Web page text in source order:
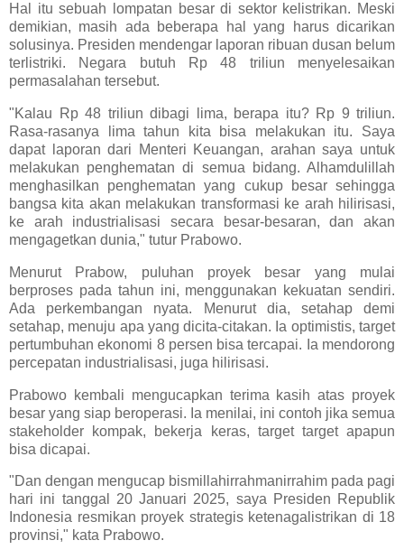
Hal itu sebuah lompatan besar di sektor kelistrikan. Meski
demikian, masih ada beberapa hal yang harus dicarikan
solusinya. Presiden mendengar laporan ribuan dusan belum
terlistriki. Negara butuh Rp 48 triliun menyelesaikan
permasalahan tersebut.
"Kalau Rp 48 triliun dibagi lima, berapa itu? Rp 9 triliun.
Rasa-rasanya lima tahun kita bisa melakukan itu. Saya
dapat laporan dari Menteri Keuangan, arahan saya untuk
melakukan penghematan di semua bidang. Alhamdulillah
menghasilkan penghematan yang cukup besar sehingga
bangsa kita akan melakukan transformasi ke arah hilirisasi,
ke arah industrialisasi secara besar-besaran, dan akan
mengagetkan dunia," tutur Prabowo.
Menurut Prabow, puluhan proyek besar yang mulai
berproses pada tahun ini, menggunakan kekuatan sendiri.
Ada perkembangan nyata. Menurut dia, setahap demi
setahap, menuju apa yang dicita-citakan. Ia optimistis, target
pertumbuhan ekonomi 8 persen bisa tercapai. Ia mendorong
percepatan industrialisasi, juga hilirisasi.
Prabowo kembali mengucapkan terima kasih atas proyek
besar yang siap beroperasi. Ia menilai, ini contoh jika semua
stakeholder kompak, bekerja keras, target target apapun
bisa dicapai.
"Dan dengan mengucap bismillahirrahmanirrahim pada pagi
hari ini tanggal 20 Januari 2025, saya Presiden Republik
Indonesia resmikan proyek strategis ketenagalistrikan di 18
provinsi," kata Prabowo.